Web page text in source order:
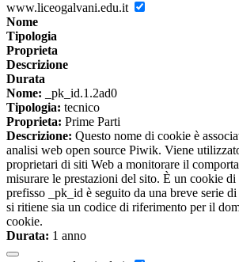
www.liceogalvani.edu.it
Nome
Tipologia
Proprieta
Descrizione
Durata
Nome: _pk_id.1.2ad0
Tipologia: tecnico
Proprieta: Prime Parti
Descrizione: Questo nome di cookie è
analisi web open source Piwik. Viene
proprietari di siti Web a monitorare il
misurare le prestazioni del sito. È un cookie
prefisso _pk_id è seguito da una breve serie
si ritiene sia un codice di riferimento per il
cookie.
Durata: 1 anno